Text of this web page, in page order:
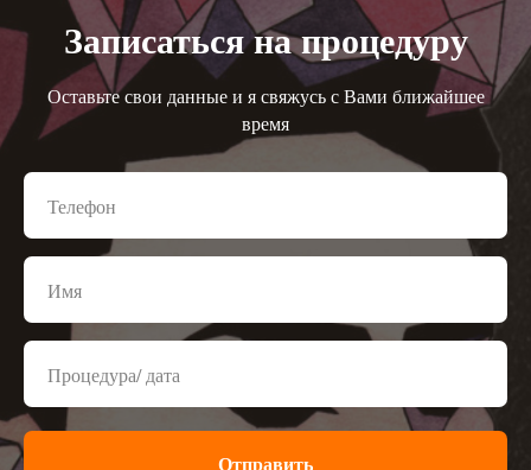
Записаться на процедуру
Оставьте свои данные и я свяжусь с Вами ближайшее
время
Отправить